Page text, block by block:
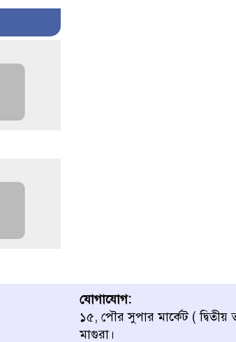
যোগাযোগ:
১৫, পৌর সুপার মার্কেট (
মাগুরা।